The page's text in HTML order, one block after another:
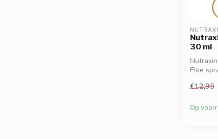
30 ml
Elke
€12,95
Op